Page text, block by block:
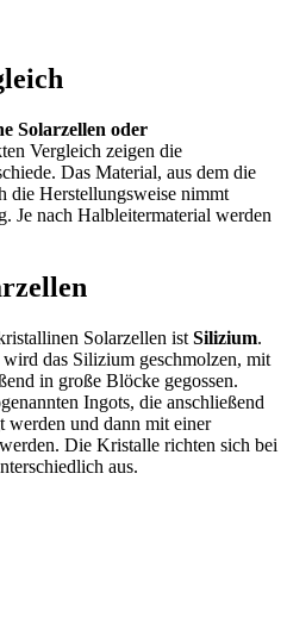
Solarzellen oder
Vergleich zeigen die
Das Material, aus dem die
die Herstellungsweise nimmt
Je nach Halbleitermaterial werden
Solarzellen ist Silizium.
das Silizium geschmolzen, mit
in große Blöcke gegossen.
Ingots, die anschließend
werden und dann mit einer
Die Kristalle richten sich bei
aus.